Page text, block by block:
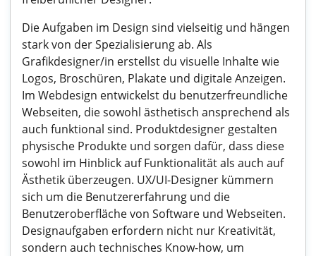
Die Aufgaben im Design sind vielseitig und hängen
stark von der Spezialisierung ab. Als
Grafikdesigner/in erstellst du visuelle Inhalte wie
Logos, Broschüren, Plakate und digitale Anzeigen.
Im Webdesign entwickelst du benutzerfreundliche
Webseiten, die sowohl ästhetisch ansprechend als
auch funktional sind. Produktdesigner gestalten
physische Produkte und sorgen dafür, dass diese
sowohl im Hinblick auf Funktionalität als auch auf
Ästhetik überzeugen. UX/UI-Designer kümmern
sich um die Benutzererfahrung und die
Benutzeroberfläche von Software und Webseiten.
Designaufgaben erfordern nicht nur Kreativität,
sondern auch technisches Know-how, um